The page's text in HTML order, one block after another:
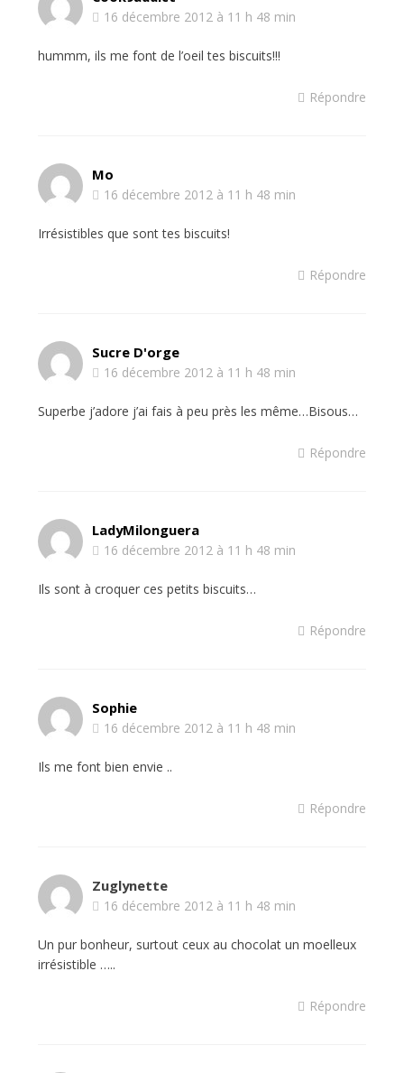
16 décembre 2012 à 11 h 48 min
hummm, ils me font de l’oeil tes biscuits!!!
Répondre
Mo
16 décembre 2012 à 11 h 48 min
Irrésistibles que sont tes biscuits!
Répondre
Sucre D'orge
16 décembre 2012 à 11 h 48 min
Superbe j’adore j’ai fais à peu près les même…Bisous…
Répondre
LadyMilonguera
16 décembre 2012 à 11 h 48 min
Ils sont à croquer ces petits biscuits…
Répondre
Sophie
16 décembre 2012 à 11 h 48 min
Ils me font bien envie ..
Répondre
Zuglynette
16 décembre 2012 à 11 h 48 min
Un pur bonheur, surtout ceux au chocolat un moelleux
irrésistible …..
Répondre